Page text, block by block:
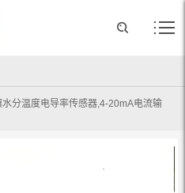
水分温度电导率传感器,4-20mA电流输